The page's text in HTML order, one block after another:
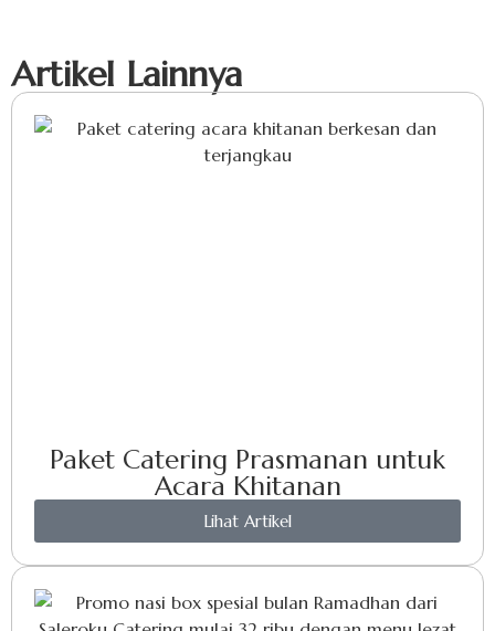
Artikel Lainnya
Paket Catering Prasmanan untuk
Acara Khitanan
Lihat Artikel